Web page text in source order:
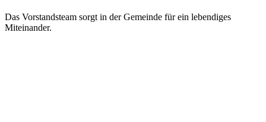
Das Vorstandsteam sorgt in der Gemeinde für ein lebendiges
Miteinander.